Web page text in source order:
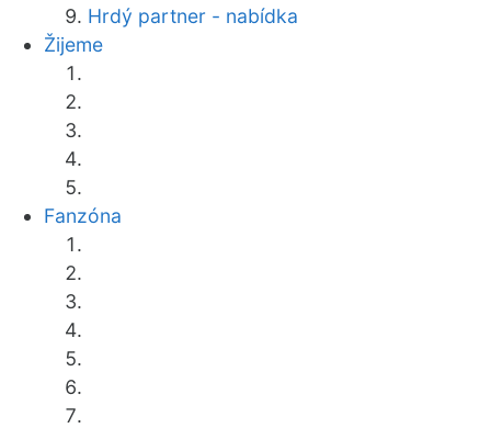
Hrdý partner - nabídka
Žijeme
Fanzóna